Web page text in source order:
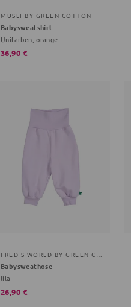
MÜSLI BY GREEN COTTON
Babysweatshirt
Unifarben, orange
36,90 €
Babysweathose
lila
26,90 €